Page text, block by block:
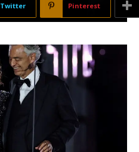
Twitter Pinterest